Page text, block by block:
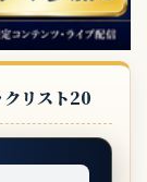
クリスト20